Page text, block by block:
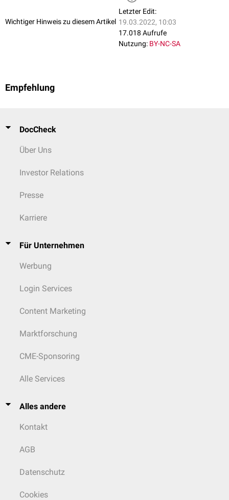
Wichtiger Hinweis zu diesem Artikel
Letzter Edit:
19.03.2022, 10:03
17.018 Aufrufe
Nutzung: BY-NC-SA
Empfehlung
DocCheck
Über Uns
Investor Relations
Presse
Karriere
Für Unternehmen
Werbung
Login Services
Content Marketing
Marktforschung
CME-Sponsoring
Alle Services
Alles andere
Kontakt
AGB
Datenschutz
Cookies